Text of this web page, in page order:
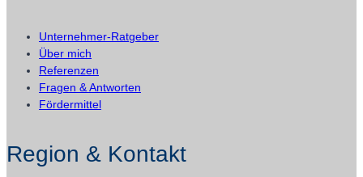
Unternehmer-Ratgeber
Über mich
Referenzen
Fragen & Antworten
Fördermittel
Region & Kontakt